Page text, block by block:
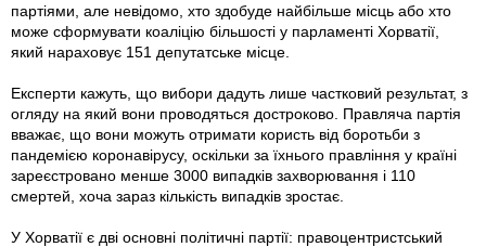
партіями, але невідомо, хто здобуде найбільше місць або хто
може сформувати коаліцію більшості у парламенті Хорватії,
який нараховує 151 депутатське місце.
Експерти кажуть, що вибори дадуть лише частковий результат, з
огляду на який вони проводяться достроково. Правляча партія
вважає, що вони можуть отримати користь від боротьби з
пандемією коронавірусу, оскільки за їхнього правління у країні
зареєстровано менше 3000 випадків захворювання і 110
смертей, хоча зараз кількість випадків зростає.
У Хорватії є дві основні політичні партії: правоцентристський